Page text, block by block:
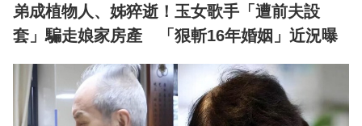
弟成植物人、姊猝逝！玉女歌手「遭前夫設
套」騙走娘家房產 「狠斬16年婚姻」近況曝